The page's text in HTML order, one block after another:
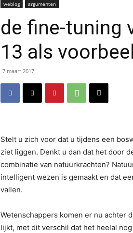
weblog argumenten
de fine-tuning
13 als
7 maart 2017
Stelt u zich voor dat u tijdens een
ziet liggen. Denkt u dan dat het door
combinatie van natuurkrachten?
intelligent wezen is ge­maakt en dat
vallen.
Wetenschappers komen er nu achter
lijkt, met dit verschil dat het heelal